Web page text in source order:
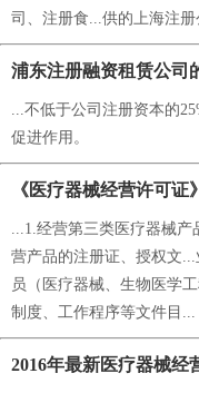
司、注册食...供的上海注册
浦东注册融资租赁公司
...不低于公司注册资本的
促进作用。
《医疗器械经营许可证
...1.经营第三类医疗器械
营产品的注册证、授权文
员（医疗器械、生物医学
制度、工作程序等文件目...
2016年最新医疗器械经